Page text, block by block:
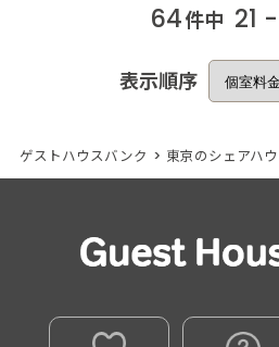
64件中 21
表示順序
ゲストハウスバンク > 東京のシェアハ